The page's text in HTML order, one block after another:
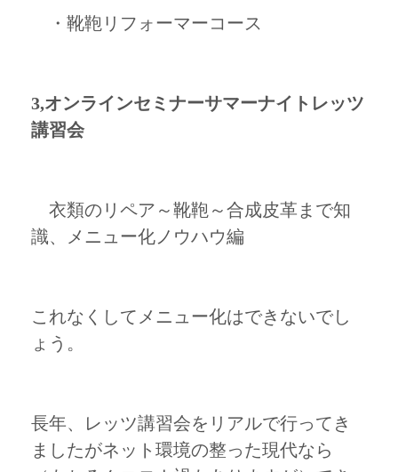
・靴鞄リフォーマーコース
3,オンラインセミナーサマーナイトレッツ
講習会
衣類のリペア～靴鞄～合成皮革まで知
識、メニュー化ノウハウ編
これなくしてメニュー化はできないでし
ょう。
長年、レッツ講習会をリアルで行ってき
ましたがネット環境の整った現代なら